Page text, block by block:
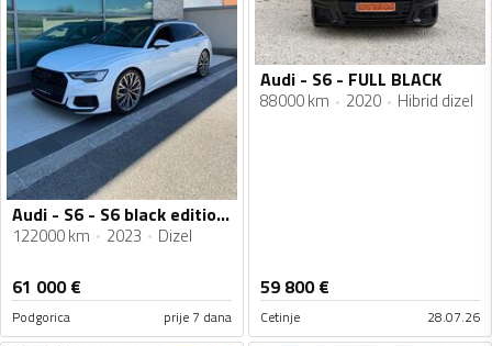
Audi - S6 - S6 black edition plus
122000 km 2023 Dizel
61 000€
Podgorica prije 7 dana
Audi - S6 - FULL BLACK
88000 km 2020 Hibrid dizel
59 800€
Cetinje 28.07.26